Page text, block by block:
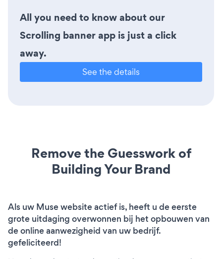
All you need to know about our
Scrolling banner app is just a click
away.
See the details
Remove the Guesswork of
Building Your Brand
Als uw Muse website actief is, heeft u de eerste
grote uitdaging overwonnen bij het opbouwen van
de online aanwezigheid van uw bedrijf.
gefeliciteerd!